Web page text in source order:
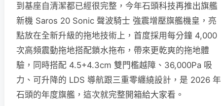
到基座自清潔都已經很完整，今年石頭科技再推出旗艦
新機 Saros 20 Sonic 聲波騎士 強震增壓旗艦機皇，亮
點放在全新升級的拖地技術上，首度採用每分鐘 4,000
次高頻震動拖地搭配鎖水拖布，帶來更乾爽的拖地體
驗，同時搭配 4.5+4.3cm 雙門檻越障、36,000Pa 吸
力、可升降的 LDS 導航跟三重零纏繞設計，是 2026 年
石頭的年度旗艦，這次就完整開箱給大家看。